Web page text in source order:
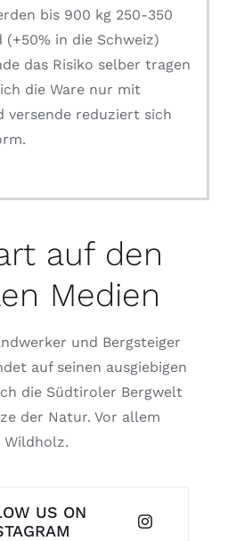
bis 900 kg 250-350
(+50% in die Schweiz)
das Risiko selber tragen
die Ware nur mit
versende reduziert sich
auf den
Medien
und Bergsteiger
auf seinen ausgiebigen
die Südtiroler Bergwelt
der Natur. Vor allem
Wildholz.
US ON